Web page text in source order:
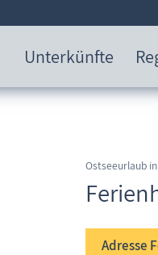
Unterkünfte
Ostseeurlaub
Adresse